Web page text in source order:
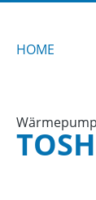
HOME